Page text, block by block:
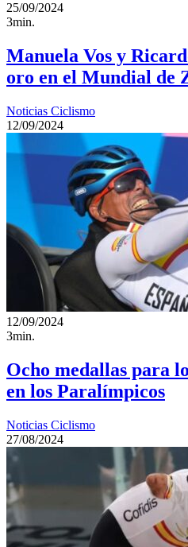
25/09/2024
3min.
Manuela Vos y
oro en el Mundial de
Noticias Ciclismo
12/09/2024
12/09/2024
3min.
Ocho medallas para
en los Paralímpicos
Noticias Ciclismo
27/08/2024